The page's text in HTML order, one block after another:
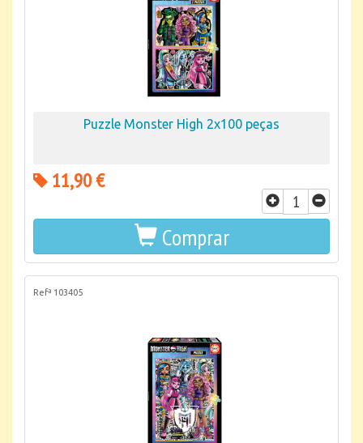
Puzzle Monster High 2x100 peças
11,90 €
Comprar
Refª 103405